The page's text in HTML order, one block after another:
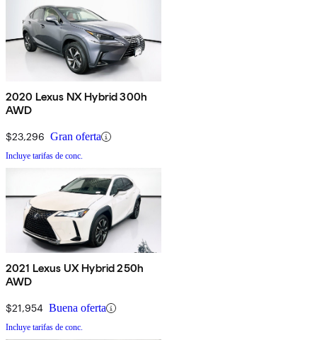
2020 Lexus NX Hybrid 300h
AWD
$23,296 Gran oferta
Incluye tarifas de conc.
2021 Lexus UX Hybrid 250h
AWD
$21,954 Buena oferta
Incluye tarifas de conc.